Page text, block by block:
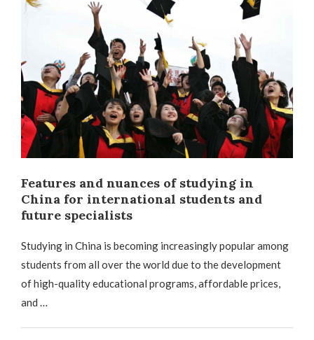
Features and nuances of studying in
China for international students and
future specialists
Studying in China is becoming increasingly popular among
students from all over the world due to the development
of high-quality educational programs, affordable prices,
and …